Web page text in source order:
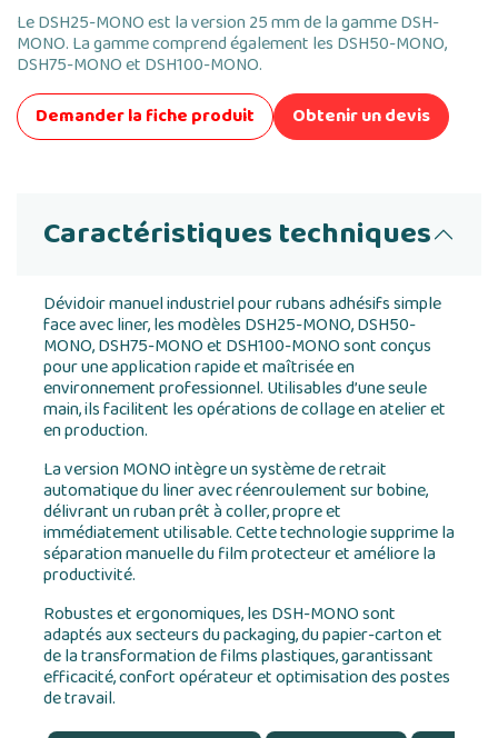
Le DSH25-MONO est la version 25 mm de la gamme DSH-
MONO. La gamme comprend également les DSH50-MONO,
DSH75-MONO et DSH100-MONO.
Demander la fiche produit
Obtenir un devis
Caractéristiques techniques
Dévidoir manuel industriel pour rubans adhésifs simple
face avec liner, les modèles DSH25-MONO, DSH50-
MONO, DSH75-MONO et DSH100-MONO sont conçus
pour une application rapide et maîtrisée en
environnement professionnel. Utilisables d’une seule
main, ils facilitent les opérations de collage en atelier et
en production.
La version MONO intègre un système de retrait
automatique du liner avec réenroulement sur bobine,
délivrant un ruban prêt à coller, propre et
immédiatement utilisable. Cette technologie supprime la
séparation manuelle du film protecteur et améliore la
productivité.
Robustes et ergonomiques, les DSH-MONO sont
adaptés aux secteurs du packaging, du papier-carton et
de la transformation de films plastiques, garantissant
efficacité, confort opérateur et optimisation des postes
de travail.